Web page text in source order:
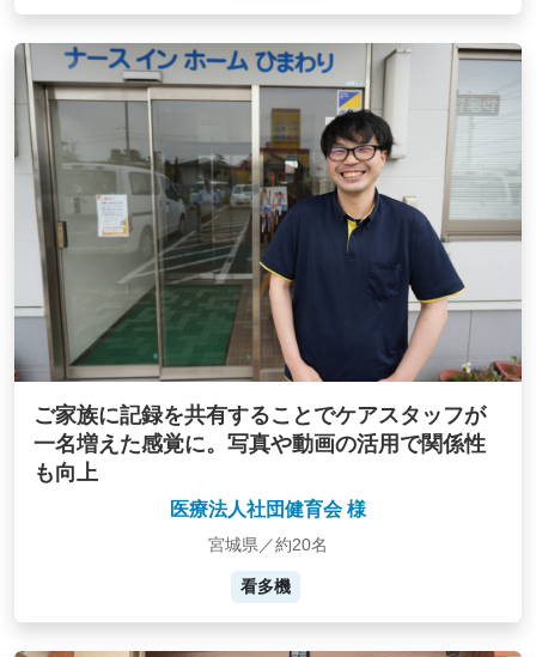
ご家族に記録を共有することでケアスタッフが
一名増えた感覚に。写真や動画の活用で関係性
も向上
医療法人社団健育会 様
宮城県／約20名
看多機